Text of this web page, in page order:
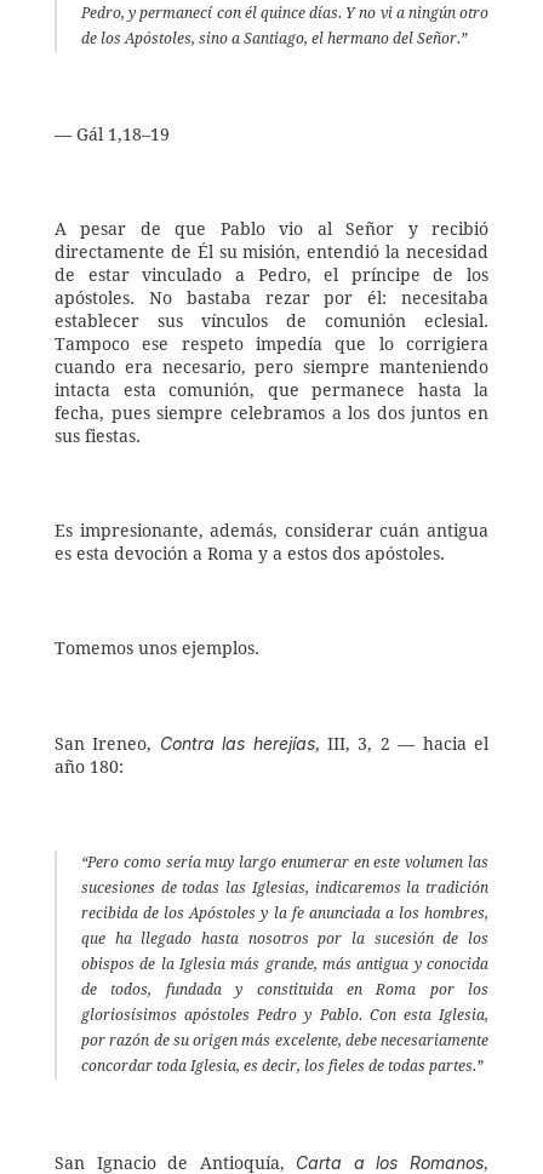
Pedro, y permanecí con él quince días. Y no vi a ningún otro
de los Apóstoles, sino a Santiago, el hermano del Señor.”
— Gál 1,18–19
A pesar de que Pablo vio al Señor y recibió
directamente de Él su misión, entendió la necesidad
de estar vinculado a Pedro, el príncipe de los
apóstoles. No bastaba rezar por él: necesitaba
establecer sus vínculos de comunión eclesial.
Tampoco ese respeto impedía que lo corrigiera
cuando era necesario, pero siempre manteniendo
intacta esta comunión, que permanece hasta la
fecha, pues siempre celebramos a los dos juntos en
sus fiestas.
Es impresionante, además, considerar cuán antigua
es esta devoción a Roma y a estos dos apóstoles.
Tomemos unos ejemplos.
San Ireneo, Contra las herejías, III, 3, 2 — hacia el
año 180:
“Pero como sería muy largo enumerar en este volumen las
sucesiones de todas las Iglesias, indicaremos la tradición
recibida de los Apóstoles y la fe anunciada a los hombres,
que ha llegado hasta nosotros por la sucesión de los
obispos de la Iglesia más grande, más antigua y conocida
de todos, fundada y constituida en Roma por los
gloriosísimos apóstoles Pedro y Pablo. Con esta Iglesia,
por razón de su origen más excelente, debe necesariamente
concordar toda Iglesia, es decir, los fieles de todas partes.”
San Ignacio de Antioquía, Carta a los Romanos,